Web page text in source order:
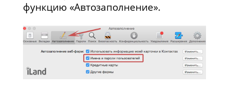
функцию «Автозаполнение».